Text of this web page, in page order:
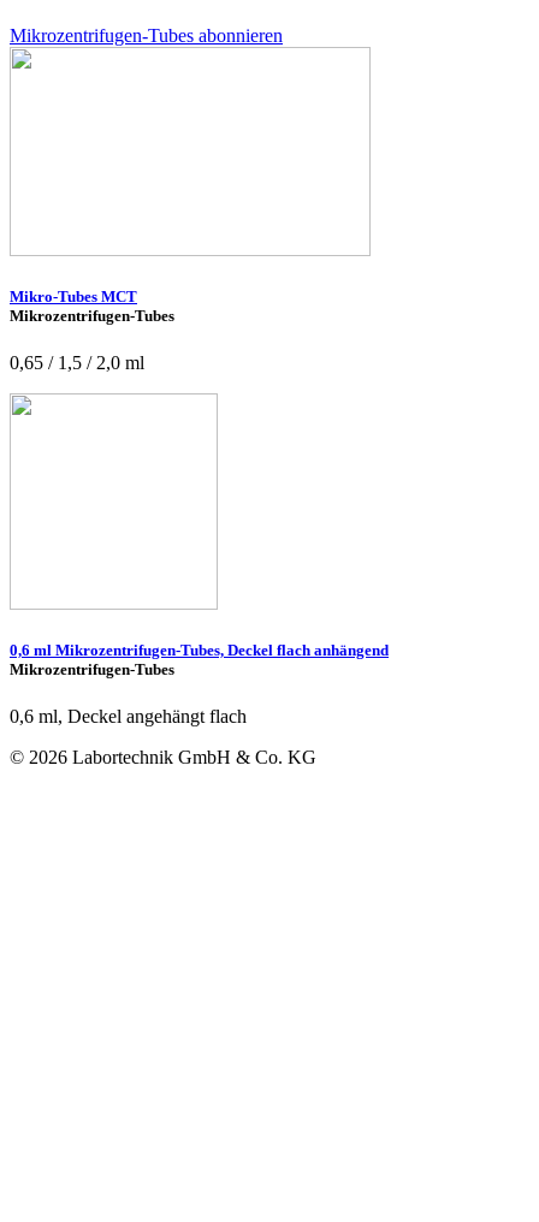
Mikrozentrifugen-Tubes abonnieren
Mikro-Tubes MCT
Mikrozentrifugen-Tubes
0,65 / 1,5 / 2,0 ml
0,6 ml Mikrozentrifugen-Tubes, Deckel flach anhängend
Mikrozentrifugen-Tubes
0,6 ml, Deckel angehängt flach
© 2026 Labortechnik GmbH & Co. KG